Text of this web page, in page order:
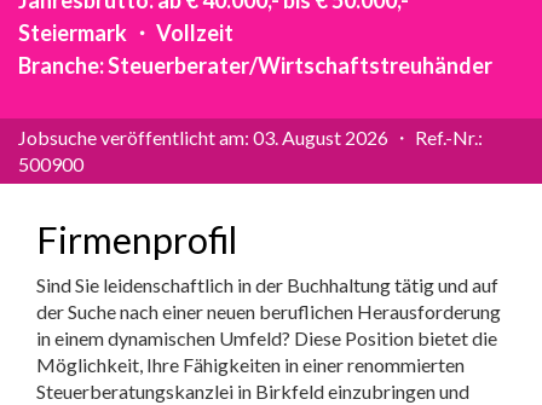
Steiermark ・ Vollzeit
Branche: Steuerberater/Wirtschaftstreuhänder
Jobsuche veröffentlicht am: 03. August 2026 ・ Ref.-Nr.:
500900
Firmenprofil
Sind Sie leidenschaftlich in der Buchhaltung tätig und auf
der Suche nach einer neuen beruflichen Herausforderung
in einem dynamischen Umfeld? Diese Position bietet die
Möglichkeit, Ihre Fähigkeiten in einer renommierten
Steuerberatungskanzlei in Birkfeld einzubringen und